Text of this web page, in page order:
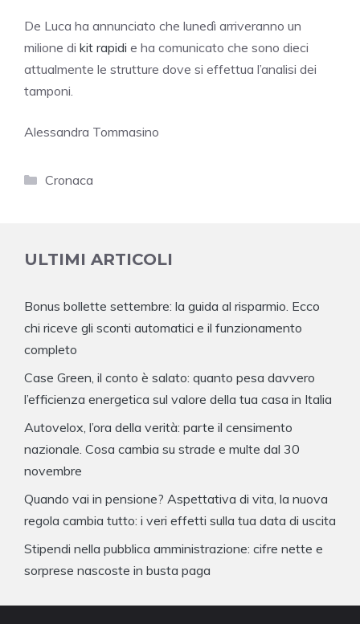
De Luca ha annunciato che lunedì arriveranno un
milione di kit rapidi e ha comunicato che sono dieci
attualmente le strutture dove si effettua l’analisi dei
tamponi.
Alessandra Tommasino
Categorie
Cronaca
ULTIMI ARTICOLI
Bonus bollette settembre: la guida al risparmio. Ecco
chi riceve gli sconti automatici e il funzionamento
completo
Case Green, il conto è salato: quanto pesa davvero
l’efficienza energetica sul valore della tua casa in Italia
Autovelox, l’ora della verità: parte il censimento
nazionale. Cosa cambia su strade e multe dal 30
novembre
Quando vai in pensione? Aspettativa di vita, la nuova
regola cambia tutto: i veri effetti sulla tua data di uscita
Stipendi nella pubblica amministrazione: cifre nette e
sorprese nascoste in busta paga